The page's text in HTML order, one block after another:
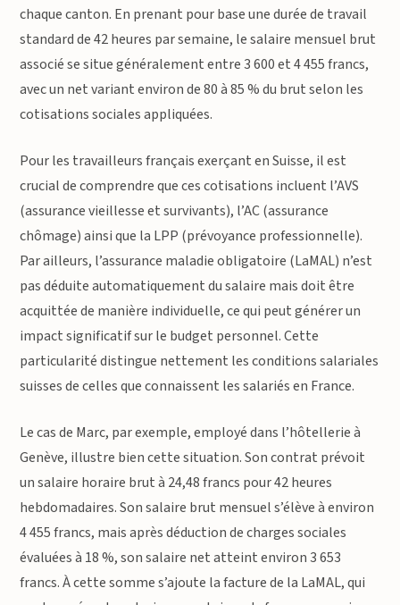
chaque canton. En prenant pour base une durée de travail
standard de 42 heures par semaine, le salaire mensuel brut
associé se situe généralement entre 3 600 et 4 455 francs,
avec un net variant environ de 80 à 85 % du brut selon les
cotisations sociales appliquées.
Pour les travailleurs français exerçant en Suisse, il est
crucial de comprendre que ces cotisations incluent l’AVS
(assurance vieillesse et survivants), l’AC (assurance
chômage) ainsi que la LPP (prévoyance professionnelle).
Par ailleurs, l’assurance maladie obligatoire (LaMAL) n’est
pas déduite automatiquement du salaire mais doit être
acquittée de manière individuelle, ce qui peut générer un
impact significatif sur le budget personnel. Cette
particularité distingue nettement les conditions salariales
suisses de celles que connaissent les salariés en France.
Le cas de Marc, par exemple, employé dans l’hôtellerie à
Genève, illustre bien cette situation. Son contrat prévoit
un salaire horaire brut à 24,48 francs pour 42 heures
hebdomadaires. Son salaire brut mensuel s’élève à environ
4 455 francs, mais après déduction de charges sociales
évaluées à 18 %, son salaire net atteint environ 3 653
francs. À cette somme s’ajoute la facture de la LaMAL, qui